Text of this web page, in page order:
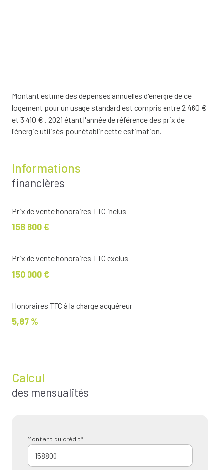
Montant estimé des dépenses annuelles d'énergie de ce
logement pour un usage standard est compris entre 2 460 €
et 3 410 € . 2021 étant l'année de référence des prix de
l'énergie utilisés pour établir cette estimation.
Informations
financières
Prix de vente honoraires TTC inclus
158 800 €
Prix de vente honoraires TTC exclus
150 000 €
Honoraires TTC à la charge acquéreur
5,87 %
Calcul
des mensualités
Montant du crédit*